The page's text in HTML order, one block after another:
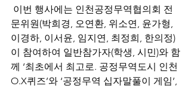
문위원(박희경, 오연환, 위소연, 윤가형,
이경하, 이서윤, 임지연, 최정희, 한의정)
이 참여하여 일반참가자(학생, 시민)와 함
께 ‘최초에서 최고로. 공정무역도시 인천
O.X퀴즈’와 ‘공정무역 십자말풀이 게임’,